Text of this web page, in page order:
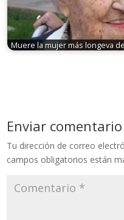
Muere la mujer más longeva
Enviar comentario
Tu dirección de correo
campos obligatorios están